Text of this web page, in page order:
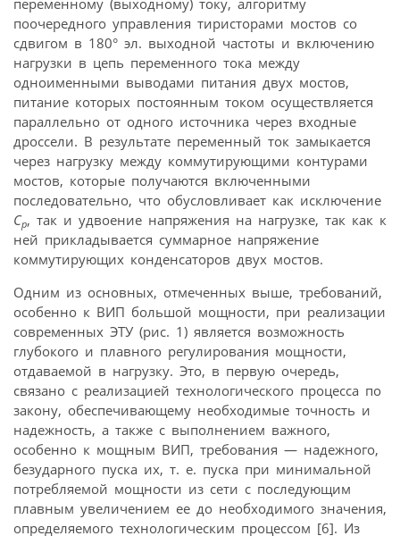
поочередного управления тиристорами мостов со
сдвигом в 180° эл. выходной частоты и включению
нагрузки в цепь переменного тока между
одноименными выводами питания двух мостов,
питание которых постоянным током осуществляется
параллельно от одного источника через входные
дроссели. В результате переменный ток замыкается
через нагрузку между коммутирующими контурами
мостов, которые получаются включенными
последовательно, что обусловливает как исключение
Cр, так и удвоение напряжения на нагрузке, так как к
ней прикладывается суммарное напряжение
коммутирующих конденсаторов двух мостов.
Одним из основных, отмеченных выше, требований,
особенно к ВИП большой мощности, при реализации
современных ЭТУ (рис. 1) является возможность
глубокого и плавного регулирования мощности,
отдаваемой в нагрузку. Это, в первую очередь,
связано с реализацией технологического процесса по
закону, обеспечивающему необходимые точность и
надежность, а также с выполнением важного,
особенно к мощным ВИП, требования — надежного,
безударного пуска их, т. е. пуска при минимальной
потребляемой мощности из сети с последующим
плавным увеличением ее до необходимого значения,
определяемого технологическим процессом [6]. Из